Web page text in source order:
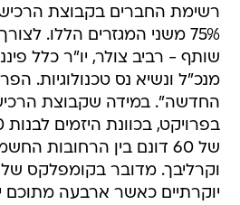
רשימת החברים בקבוצת
75% משני המגזרים הללו.
שותף - רביב צולר, יו"ר כלל
מנכ"ל ונשיא נס טכנולוגיות.
החדשה". במידה שקבוצת
של 60 דונם בין הרחובות